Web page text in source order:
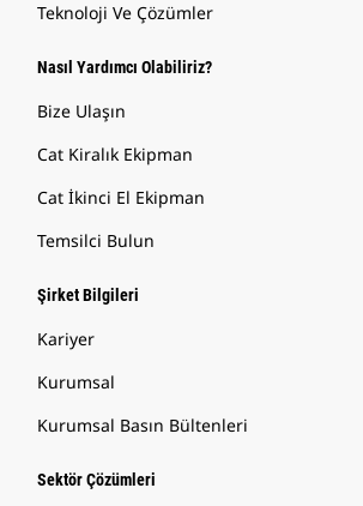
Teknoloji Ve Çözümler
Nasıl Yardımcı Olabiliriz?
Bize Ulaşın
Cat Kiralık Ekipman
Cat İkinci El Ekipman
Temsilci Bulun
Şirket Bilgileri
Kariyer
Kurumsal
Kurumsal Basın Bültenleri
Sektör Çözümleri